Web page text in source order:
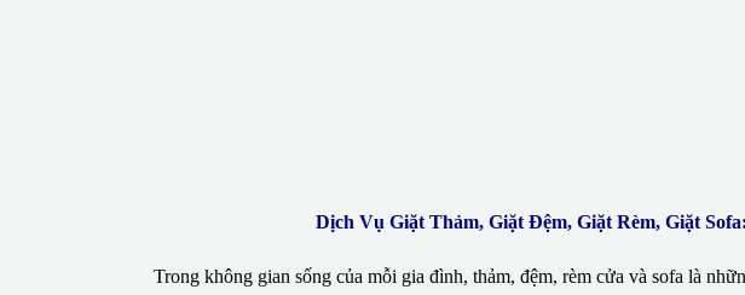
Dịch Vụ Giặt Thảm, Giặt Đệm, Giặt Rèm, Giặt
Trong không gian sống của mỗi gia đình, thảm, đệm, rèm cửa và sofa là